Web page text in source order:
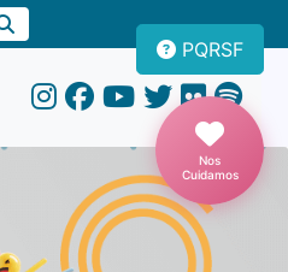
PQRSF
Nos
Cuidamos